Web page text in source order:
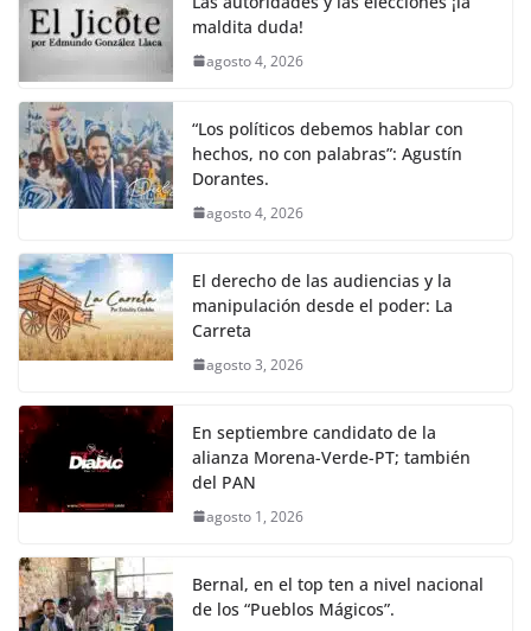
k
maldita duda!
agosto 4, 2026
“Los políticos debemos hablar con
hechos, no con palabras”: Agustín
Dorantes.
agosto 4, 2026
El derecho de las audiencias y la
manipulación desde el poder: La
Carreta
agosto 3, 2026
En septiembre candidato de la
alianza Morena-Verde-PT; también
del PAN
agosto 1, 2026
Bernal, en el top ten a nivel nacional
de los “Pueblos Mágicos”.